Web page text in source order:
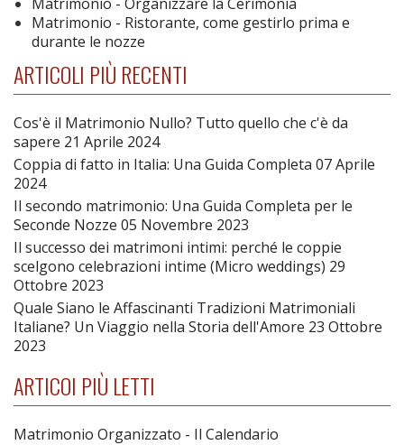
Matrimonio - Ristorante, come gestirlo prima e
durante le nozze
ARTICOLI PIÙ RECENTI
Cos'è il Matrimonio Nullo? Tutto quello che c'è da
sapere 21 Aprile 2024
Coppia di fatto in Italia: Una Guida Completa 07 Aprile
2024
Il secondo matrimonio: Una Guida Completa per le
Seconde Nozze 05 Novembre 2023
Il successo dei matrimoni intimi: perché le coppie
scelgono celebrazioni intime (Micro weddings) 29
Ottobre 2023
Quale Siano le Affascinanti Tradizioni Matrimoniali
Italiane? Un Viaggio nella Storia dell'Amore 23 Ottobre
2023
ARTICOI PIÙ LETTI
Matrimonio Organizzato - Il Calendario